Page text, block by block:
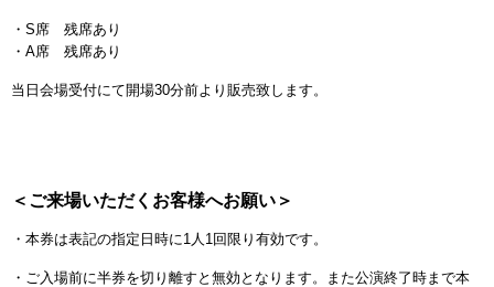
・S席 残席あり
・A席 残席あり
当日会場受付にて開場30分前より販売致します。
＜ご来場いただくお客様へお願い＞
・本券は表記の指定日時に1人1回限り有効です。
・ご入場前に半券を切り離すと無効となります。また公演終了時まで本